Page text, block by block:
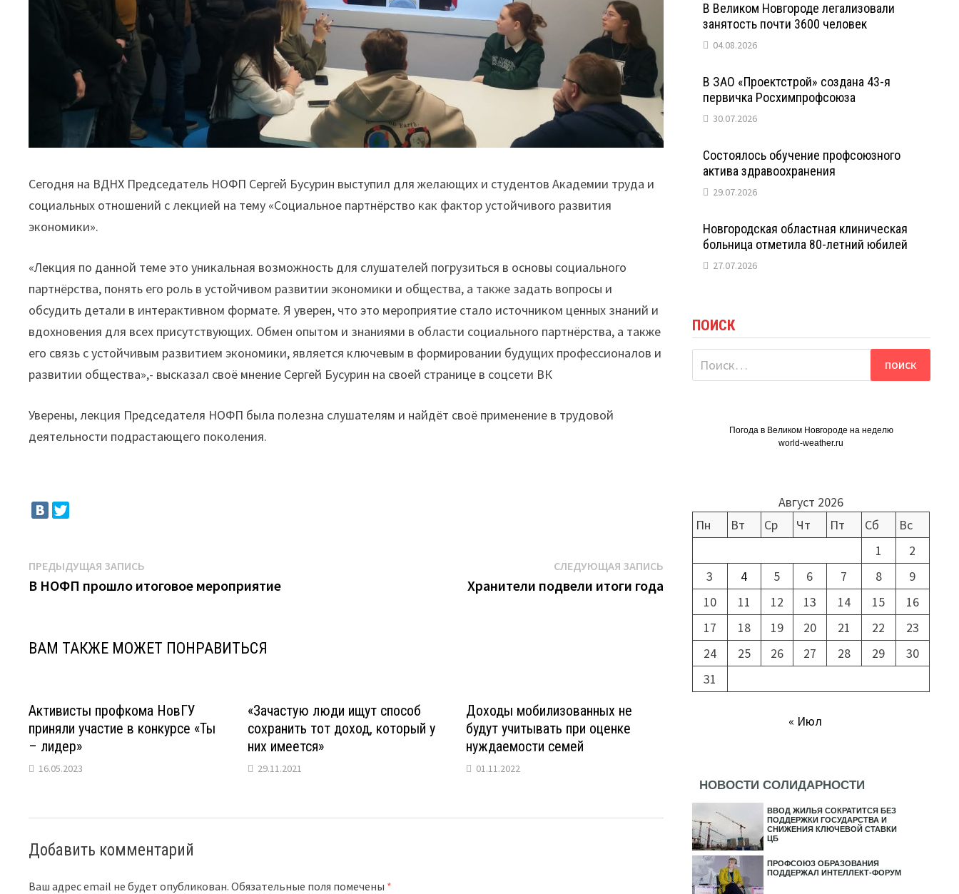
Сегодня на ВДНХ Председатель НОФП Сергей Бусурин выступил для желающих и студентов Академии труда и
социальных отношений с лекцией на тему «Социальное партнёрство как фактор устойчивого развития
экономики».
«Лекция по данной теме это уникальная возможность для слушателей погрузиться в основы социального
партнёрства, понять его роль в устойчивом развитии экономики и общества, а также задать вопросы и
обсудить детали в интерактивном формате. Я уверен, что это мероприятие стало источником ценных знаний и
вдохновения для всех присутствующих. Обмен опытом и знаниями в области социального партнёрства, а также
его связь с устойчивым развитием экономики, является ключевым в формировании будущих профессионалов и
развитии общества»,- высказал своё мнение Сергей Бусурин на своей странице в соцсети ВК
Уверены, лекция Председателя НОФП была полезна слушателям и найдёт своё применение в трудовой
деятельности подрастающего поколения.
Навигация
по
ПРЕДЫДУЩАЯ ЗАПИСЬ
запись:
В НОФП прошло итоговое мероприятие
СЛЕДУЮЩАЯ ЗАПИСЬСледующая
запись:
Хранители подвели итоги года
ВАМ ТАКЖЕ МОЖЕТ ПОНРАВИТЬСЯ
Активисты профкома НовГУ
приняли участие в конкурсе «Ты
– лидер»
16.05.2023
«Зачастую люди ищут способ
сохранить тот доход, который у
них имеется»
29.11.2021
Доходы мобилизованных не
будут учитывать при оценке
нуждаемости семей
01.11.2022
Добавить комментарий
Ваш адрес email не будет опубликован. Обязательные поля помечены *
В Великом Новгороде легализовали
занятость почти 3600 человек
04.08.2026
В ЗАО «Проектстрой» создана 43-я
первичка Росхимпрофсоюза
30.07.2026
Состоялось обучение профсоюзного
актива здравоохранения
29.07.2026
Новгородская областная клиническая
больница отметила 80-летний юбилей
27.07.2026
ПОИСК
Найти:
Погода в Великом Новгороде на неделю
world-weather.ru
Август 2026
Пн
Вт Ср Чт Пт Сб
Вс
1
2
3
4 5 6 7 8
9
10
11 12 13 14 15
16
17
18 19 20 21 22
23
24
25 26 27 28 29
30
31
« Июл
НОВОСТИ СОЛИДАРНОСТИ
ВВОД ЖИЛЬЯ СОКРАТИТСЯ БЕЗ
ПОДДЕРЖКИ ГОСУДАРСТВА И
СНИЖЕНИЯ КЛЮЧЕВОЙ СТАВКИ
ЦБ
ПРОФСОЮЗ ОБРАЗОВАНИЯ
ПОДДЕРЖАЛ ИНТЕЛЛЕКТ-ФОРУМ